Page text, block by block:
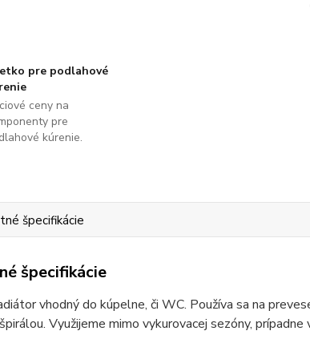
pre podlahové
ceny na
pre
kúrenie.
špecifikácie
špecifikácie
vhodný do kúpelne, či WC. Používa sa na
Využijeme mimo vykurovacej sezóny,